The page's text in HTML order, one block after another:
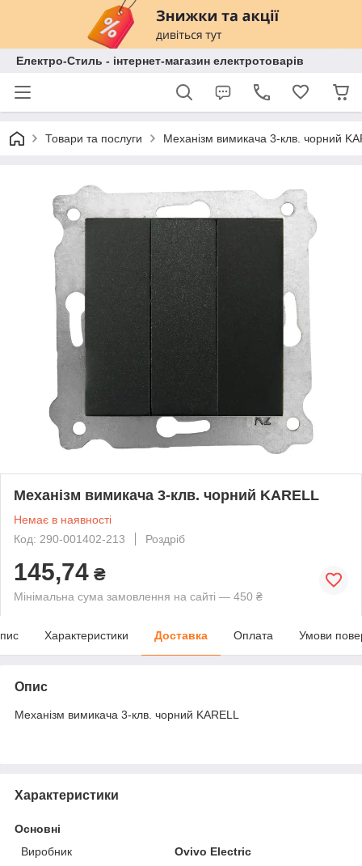
Електро-Стиль - інтернет-магазин електротоварів
Товари та послуги Механізм вимикача 3-клв. чорний
Механізм вимикача 3-клв. чорний KARELL
Немає в наявності
Код: 290-001402-213
Роздріб
145,74 ₴
Мінімальна сума замовлення на сайті — 450 ₴
Характеристики Доставка Оплата Умови
Опис
Механізм вимикача 3-клв. чорний KARELL
Характеристики
Основні
Виробник
Ovivo Electric